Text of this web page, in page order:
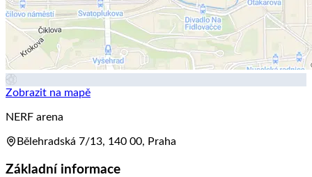
Zobrazit na mapě
NERF arena
Bělehradská 7/13, 140 00, Praha
Základní informace